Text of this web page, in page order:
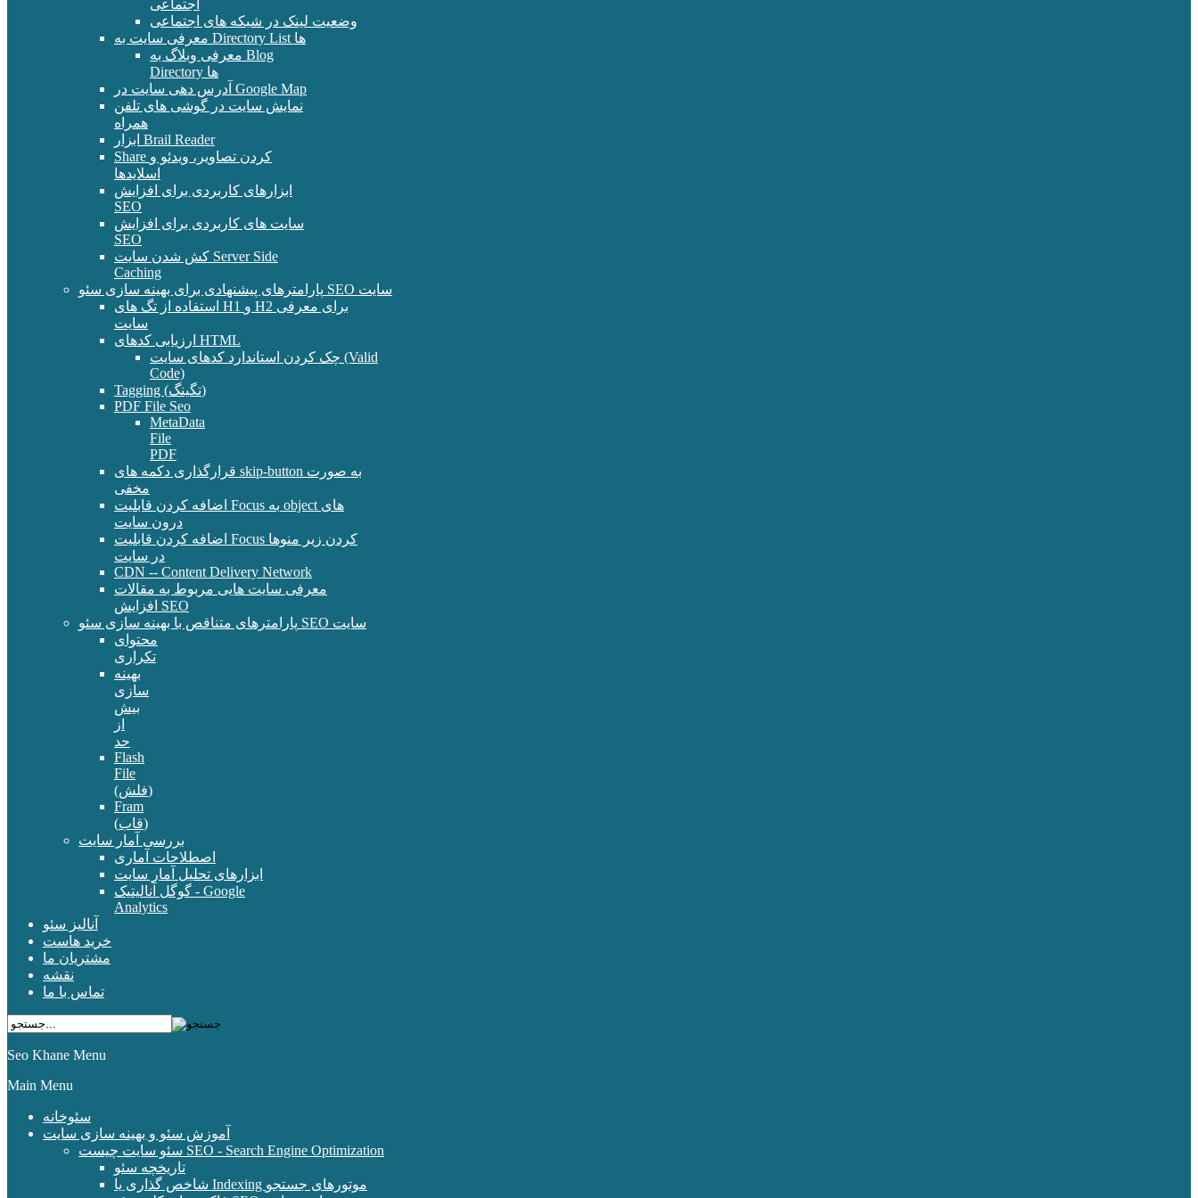
اجتماعی
وضعیت لینک در شبکه های اجتماعی
معرفی سایت به Directory List ها
معرفی وبلاگ به Blog
Directory ها
آدرس دهی سایت در Google Map
نمایش سایت در گوشی های تلفن
همراه
ابزار Brail Reader
Share کردن تصاویر، ویدئو و
اسلایدها
ابزارهای کاربردی برای افزایش
SEO
سایت های کاربردی برای افزایش
SEO
کش شدن سایت Server Side
Caching
پارامترهای پیشنهادی برای بهینه سازی سئو SEO سایت
استفاده از تگ های H1 و H2 برای معرفی
سایت
ارزیابی کدهای HTML
چک کردن استاندارد کدهای سایت (Valid
Code)
Tagging (تگینگ)
PDF File Seo
MetaData
File
PDF
قرارگذاری دکمه های skip-button به صورت
مخفی
اضافه کردن قابلیت Focus به object های
درون سایت
اضافه کردن قابلیت Focus کردن زیر منوها
در سایت
CDN -- Content Delivery Network
معرفی سایت هایی مربوط به مقالات
افزایش SEO
پارامترهای متناقص با بهینه سازی سئو SEO سایت
محتوای
تکراری
بهینه
سازی
بیش
از
حد
Flash
File
(فلش)
Fram
(قاب)
بررسی آمار سایت
اصطلاحات آماری
ابزارهای تحلیل آمار سایت
گوگل آنالیتیک - Google
Analytics
آنالیز سئو
خرید هاست
مشتریان ما
نقشه
تماس با ما
Seo Khane Menu
Main Menu
سئوخانه
آموزش سئو و بهینه سازی سایت
سئو سایت چیست SEO - Search Engine Optimization
تاریخچه سئو
شاخص گذاری یا Indexing موتورهای جستجو